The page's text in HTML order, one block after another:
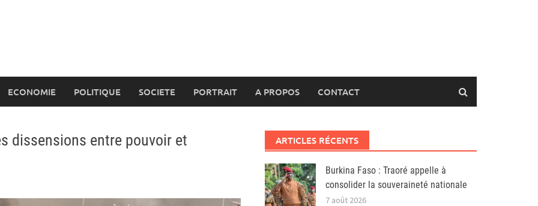
ECONOMIE POLITIQUE SOCIETE PORTRAIT A PROPOS CONTACT
dissensions entre pouvoir et ARTICLES RÉCENTS
Burkina Faso : Traoré appelle à
consolider la souveraineté nationale
7 août 2026